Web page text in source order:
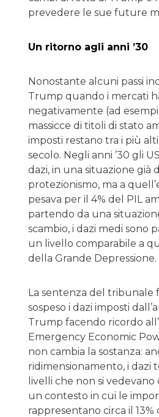
prevedere le sue future
Un ritorno agli anni ’30
Nonostante alcuni passi
Trump quando i mercati
negativamente (ad
massicce di titoli di stato
imposti restano tra i più
secolo. Negli anni ’30 gli
dazi, in una situazione già
protezionismo, ma a
pesava per il 4% del PIL
partendo da una
scambio, i dazi medi sono
un livello comparabile a
della Grande Depressione.
La sentenza del tribunale
sospeso i dazi imposti
Trump facendo ricordo
Emergency Economic
non cambia la sostanza:
ridimensionamento, i dazi
livelli che non si vedevano
un contesto in cui le
rappresentano circa il 13%